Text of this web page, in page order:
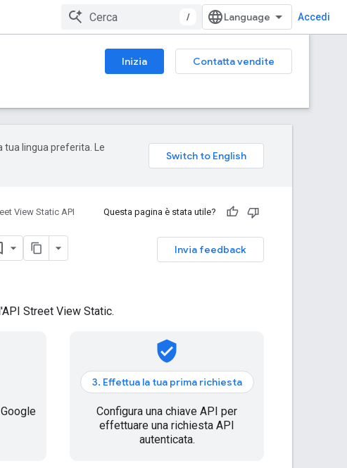
/ Accedi
Inizia
Contatta vendite
tua lingua preferita. Le
View Static API Questa pagina è stata utile?
Invia feedback
Street View Static.
verified_user
3. Effettua la tua prima richiesta
Configura una chiave API per
effettuare una richiesta API
autenticata.